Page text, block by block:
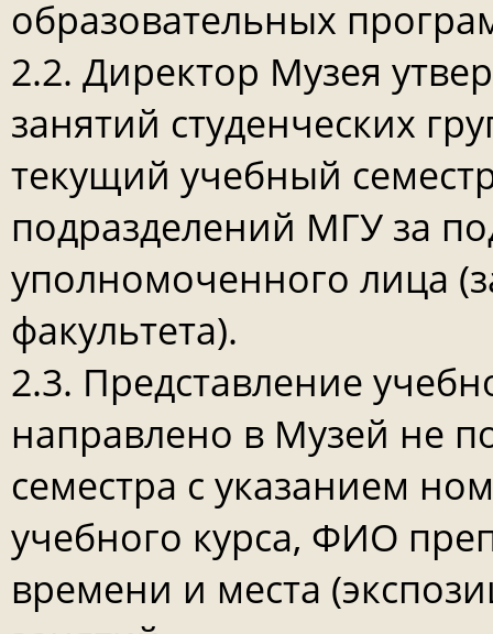
образовательных
2.2. Директор Музея
занятий студенческих
текущий учебный
подразделений МГУ за
уполномоченного лица
факультета).
2.3. Представление
направлено в Музей не
семестра с указанием
учебного курса, ФИО
времени и места